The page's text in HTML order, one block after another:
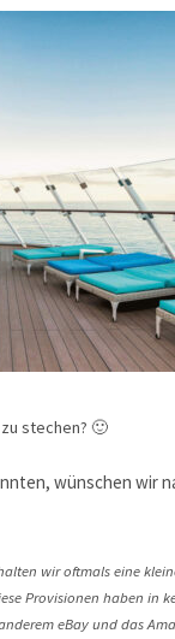
stechen? 🙂
wünschen wir
wir oftmals eine
Provisionen haben in
eBay und das